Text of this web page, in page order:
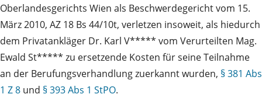
Oberlandesgerichts Wien als Beschwerdegericht vom 15.
März 2010, AZ 18 Bs 44/10t, verletzen insoweit, als hiedurch
dem Privatankläger Dr. Karl V***** vom Verurteilten Mag.
Ewald St***** zu ersetzende Kosten für seine Teilnahme
an der Berufungsverhandlung zuerkannt wurden, § 381 Abs
1 Z 8 und § 393 Abs 1 StPO.